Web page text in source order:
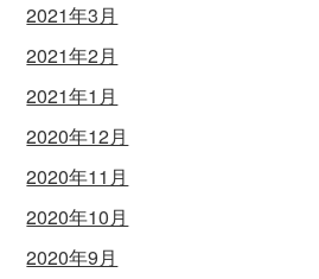
2021年3月
2021年2月
2021年1月
2020年12月
2020年11月
2020年10月
2020年9月